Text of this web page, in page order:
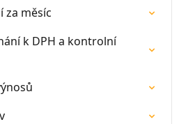
za měsíc
k DPH a kontrolní